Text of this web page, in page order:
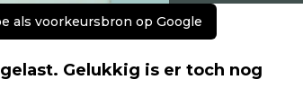
als voorkeursbron op Google
Gelukkig is er toch nog